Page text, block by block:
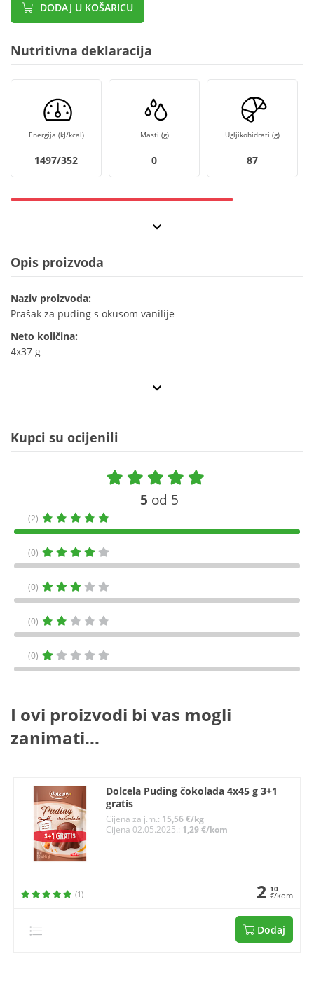
DODAJ U KOŠARICU
Nutritivna deklaracija
Energija (kJ/kcal)
1497/352
Masti (g)
0
Ugljikohidrati (g)
87
Opis proizvoda
Naziv proizvoda:
Prašak za puding s okusom vanilije
Neto količina:
4x37 g
Kupci su ocijenili
5 od 5
(2)
(0)
(0)
(0)
(0)
I ovi proizvodi bi vas mogli
zanimati...
Dolcela Puding čokolada 4x45 g 3+1
gratis
Cijena za j.m.: 15,56 €/kg
Cijena 02.05.2025.: 1,29 €/kom
(1) 2 10
€/kom
Dodaj